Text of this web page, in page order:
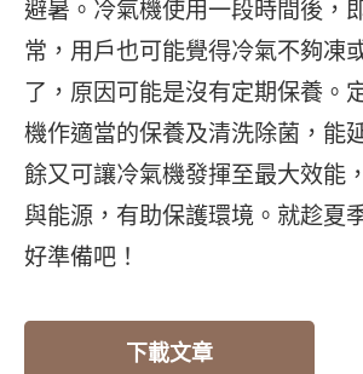
避暑。冷氣機使用一段時間後，
常，用戶也可能覺得冷氣不夠凍
了，原因可能是沒有定期保養。
機作適當的保養及清洗除菌，能
餘又可讓冷氣機發揮至最大效能
與能源，有助保護環境。就趁夏
好準備吧！
下載文章